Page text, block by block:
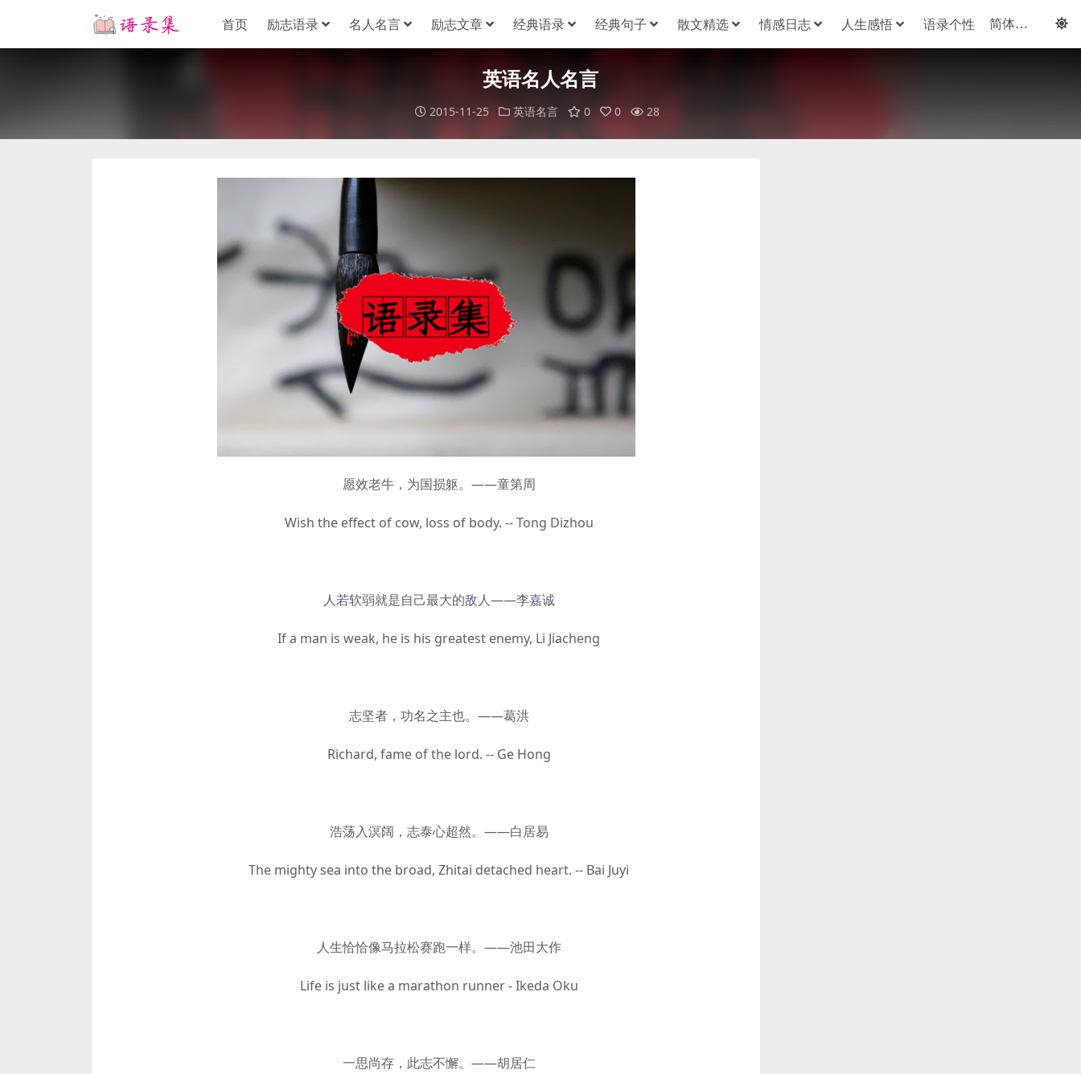
首页 励志语录 名人名言 励志文章 经典语录 经典句子 散文精选 情感日志 人生感悟 语录个性
英语名人名言
2015-11-25 英语名言 0 0 28
愿效老牛，为国损躯。——童第周
Wish the effect of cow, loss of body. -- Tong Dizhou
人若软弱就是自己最大的敌人——李嘉诚
If a man is weak, he is his greatest enemy, Li Jiacheng
志坚者，功名之主也。——葛洪
Richard, fame of the lord. -- Ge Hong
浩荡入溟阔，志泰心超然。——白居易
The mighty sea into the broad, Zhitai detached heart. -- Bai Juyi
人生恰恰像马拉松赛跑一样。——池田大作
Life is just like a marathon runner - Ikeda Oku
一思尚存，此志不懈。——胡居仁